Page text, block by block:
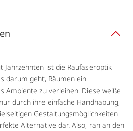
Jahrzehnten ist die Raufaseroptik
darum geht, Räumen ein
Ambiente zu verleihen. Diese weiße
durch ihre einfache Handhabung,
Gestaltungsmöglichkeiten
Alternative dar. Also, ran an den